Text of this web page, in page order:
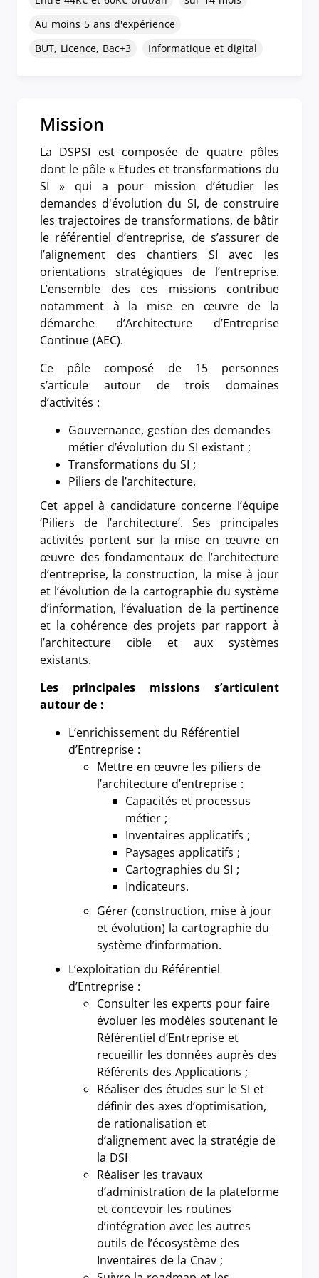
Au moins 5 ans d'expérience
BUT, Licence, Bac+3
Informatique et digital
Mission
La DSPSI est composée de quatre pôles
dont le pôle « Etudes et transformations du
SI » qui a pour mission d’étudier les
demandes d'évolution du SI, de construire
les trajectoires de transformations, de bâtir
le référentiel d’entreprise, de s’assurer de
l’alignement des chantiers SI avec les
orientations stratégiques de l’entreprise.
L’ensemble des ces missions contribue
notamment à la mise en œuvre de la
démarche d’Architecture d’Entreprise
Continue (AEC).
Ce pôle composé de 15 personnes
s’articule autour de trois domaines
d’activités :
Gouvernance, gestion des demandes
métier d’évolution du SI existant ;
Transformations du SI ;
Piliers de l’architecture.
Cet appel à candidature concerne l’équipe
‘Piliers de l’architecture’. Ses principales
activités portent sur la mise en œuvre en
œuvre des fondamentaux de l’architecture
d’entreprise, la construction, la mise à jour
et l’évolution de la cartographie du système
d’information, l’évaluation de la pertinence
et la cohérence des projets par rapport à
l’architecture cible et aux systèmes
existants.
Les principales missions s’articulent
autour de :
L’enrichissement du Référentiel
d’Entreprise :
Mettre en œuvre les piliers de
l’architecture d’entreprise :
Capacités et processus
métier ;
Inventaires applicatifs ;
Paysages applicatifs ;
Cartographies du SI ;
Indicateurs.
Gérer (construction, mise à jour
et évolution) la cartographie du
système d’information.
L’exploitation du Référentiel
d’Entreprise :
Consulter les experts pour faire
évoluer les modèles soutenant le
Référentiel d’Entreprise et
recueillir les données auprès des
Référents des Applications ;
Réaliser des études sur le SI et
définir des axes d’optimisation,
de rationalisation et
d’alignement avec la stratégie de
la DSI
Réaliser les travaux
d’administration de la plateforme
et concevoir les routines
d’intégration avec les autres
outils de l’écosystème des
Inventaires de la Cnav ;